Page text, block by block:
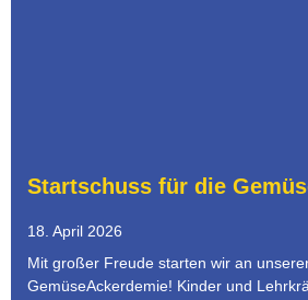
Startschuss für die
18. April 2026
Mit großer Freude starten wir an
GemüseAckerdemie! Kinder und